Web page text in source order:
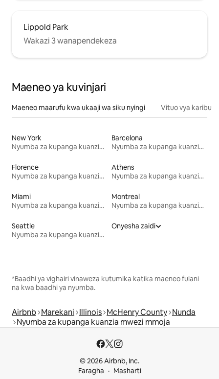
Lippold Park
Wakazi 3 wanapendekeza
Maeneo ya kuvinjari
Maeneo maarufu kwa ukaaji wa siku nyingi Vituo vya karibu
New York
Nyumba za kupanga kuanzia mwezi mmoja
Barcelona
Nyumba za kupanga kuanzia mwezi mmoja
Florence
Nyumba za kupanga kuanzia mwezi mmoja
Athens
Nyumba za kupanga kuanzia mwezi mmoja
Miami
Nyumba za kupanga kuanzia mwezi mmoja
Montreal
Nyumba za kupanga kuanzia mwezi mmoja
Seattle
Nyumba za kupanga kuanzia mwezi mmoja
Onyesha zaidi
*Baadhi ya vighairi vinaweza kutumika katika maeneo fulani
na kwa baadhi ya nyumba.
Airbnb Marekani Illinois McHenry County Nunda
Nyumba za kupanga kuanzia mwezi mmoja
© 2026 Airbnb, Inc.
Faragha
Masharti